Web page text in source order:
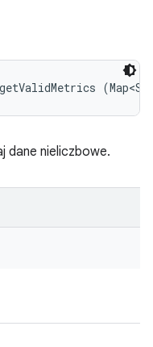
dane nieliczbowe.